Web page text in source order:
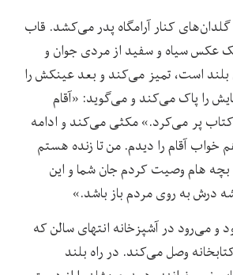
کنار آرامگاه پدر می‌کشد. قاب
عکس سیاه و سفید از مردی جوان و
بلند است، تمیز می‌کند و بعد عینکش را
را پاک می‌کند و می‌گوید: «آقام
پر می‌کرد.» مکثی می‌کند و ادامه
آقام را دیدم. من تا زنده هستم
بچه هام وصیت کردم جان شما و این
درش به روی مردم باز باشد.»
و می‌رود در آشپزخانه انتهای سالن که
وصل می‌کند. در راه بلند